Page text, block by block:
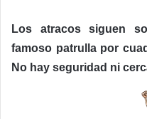
Los atracos siguen
famoso patrulla por
No hay seguridad ni